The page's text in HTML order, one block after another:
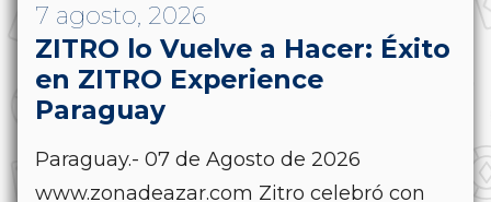
7 agosto, 2026
ZITRO lo Vuelve a Hacer: Éxito
en ZITRO Experience
Paraguay
Paraguay.- 07 de Agosto de 2026
www.zonadeazar.com Zitro celebró con